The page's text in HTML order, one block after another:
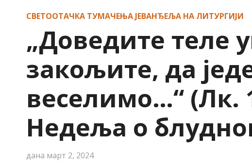
СВЕТООТАЧКА ТУМАЧЕЊА ЈЕВАНЂЕЉА НА ЛИТУРГИЈИ
„Доведите теле
закољите, да
веселимо…“ (Лк.
Недеља о
дана март 2, 2024